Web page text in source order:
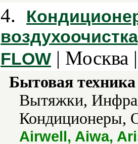
4.
FLOW | Москва
Бытовая
Вытяжки,
Кондиционеры,
Airwell, Aiwa,